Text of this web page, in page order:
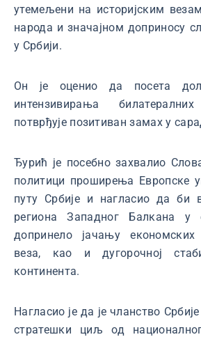
утемељени на историјским
народа и значајном доприносу
у Србији.
Он је оценио да посета
интензивирања
потврђује позитиван замах у
Ђурић је посебно захвалио
политици проширења Европске
путу Србије и нагласио да би
региона Западног Балкана у
допринело јачању
веза, као и дугорочној
континента.
Нагласио је да је чланство
стратешки циљ од